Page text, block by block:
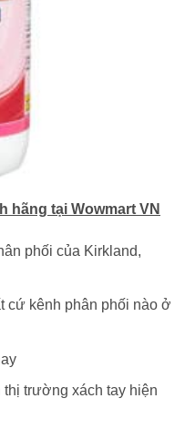
hãng tại Wowmart VN
phối của Kirkland,
cứ kênh phân phối nào ở
trường xách tay hiện